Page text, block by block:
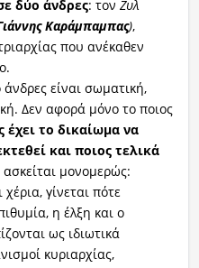
δύο άνδρες: τον Ζυλ
Καράμπαμπας),
που ανέκαθεν
είναι σωματική,
Δεν αφορά μόνο το ποιος
έχει το δικαίωμα να
και ποιος τελικά
μονομερώς:
γίνεται πότε
η έλξη και ο
ως ιδιωτικά
κυριαρχίας,